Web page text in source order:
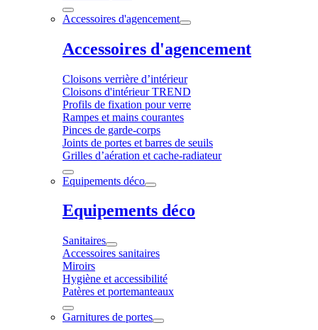
Accessoires d'agencement
Accessoires d'agencement
Cloisons verrière d’intérieur
Cloisons d'intérieur TREND
Profils de fixation pour verre
Rampes et mains courantes
Pinces de garde-corps
Joints de portes et barres de seuils
Grilles d’aération et cache-radiateur
Equipements déco
Equipements déco
Sanitaires
Accessoires sanitaires
Miroirs
Hygiène et accessibilité
Patères et portemanteaux
Garnitures de portes